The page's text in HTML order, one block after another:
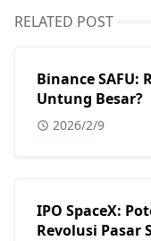
RELATED POST
Binance SAFU:
Untung Besar?
2026/2/9
IPO SpaceX:
Revolusi Pasar